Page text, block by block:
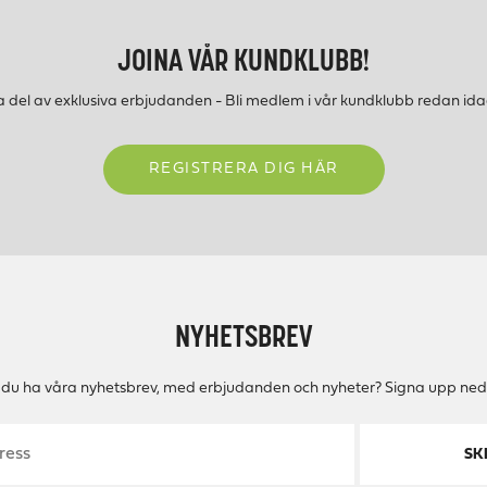
JOINA VÅR KUNDKLUBB!
del av exklusiva erbjudanden - Bli medlem i vår kundklubb redan
REGISTRERA DIG HÄR
NYHETSBREV
du ha våra nyhetsbrev, med erbjudanden och nyheter? Signa upp